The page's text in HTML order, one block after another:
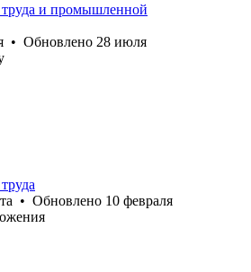
и промышленной
• Обновлено 28 июля
• Обновлено 10 февраля